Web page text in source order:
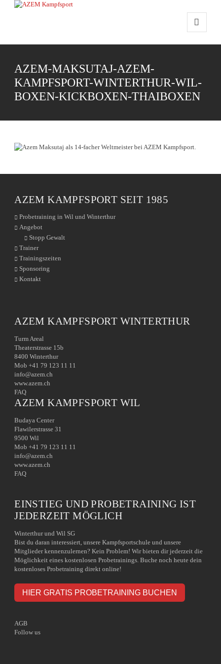
AZEM-MAKSUTAJ-AZEM-
KAMPFSPORT-WINTERTHUR-WIL-
BOXEN-KICKBOXEN-THAIBOXEN
AZEM KAMPFSPORT SEIT 1985
Probetraining in Wil und Winterthur
Angebot
Stopp Gewalt
Trainer
Trainingszeiten
Sponsoring
Kontakt
AZEM KAMPFSPORT WINTERTHUR
Turm Areal
Theaterstrasse 15b
8400 Winterthur
Mob +41 79 123 11 11
info@azem.ch
www.azem.ch
FAQ
AZEM KAMPFSPORT WIL
Budaya Center
Flawilerstrasse 31
9500 Wil
Mob +41 79 123 11 11
info@azem.ch
www.azem.ch
FAQ
EINSTIEG UND PROBETRAINING IST
JEDERZEIT MÖGLICH
Winterthur und Wil SG
Bist du daran interessiert, unsere Kampfsportschule und unsere
Mitglieder kennenzulernen? Kein Problem! Wir bieten dir jederzeit die
Möglichkeit eines kostenlosen Probetrainings. Buche noch heute dein
kostenloses Probetraining direkt online!
HIER GRATIS PROBETRAINING BUCHEN
AGB
Follow us